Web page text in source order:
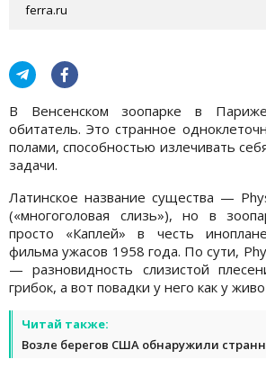
ferra.ru
В Венсенском зоопарке в
обитатель. Это странное
полами, способностью излечивать
задачи.
Латинское название существа —
(«многоголовая слизь»), но в
просто «Каплей» в честь
фильма ужасов 1958 года. По сути,
— разновидность слизистой
грибок, а вот повадки у него как у
Читай также:
Возле берегов США обнаружили